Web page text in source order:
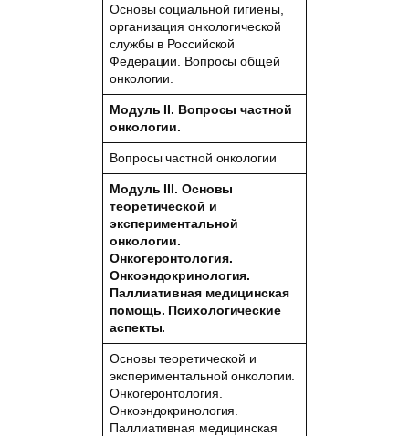
Основы социальной гигиены,
организация онкологической
службы в Российской
Федерации. Вопросы общей
онкологии.
Модуль II. Вопросы частной
онкологии.
Вопросы частной онкологии
Модуль III. Основы
теоретической и
экспериментальной
онкологии.
Онкогеронтология.
Онкоэндокринология.
Паллиативная медицинская
помощь. Психологические
аспекты.
Основы теоретической и
экспериментальной онкологии.
Онкогеронтология.
Онкоэндокринология.
Паллиативная медицинская